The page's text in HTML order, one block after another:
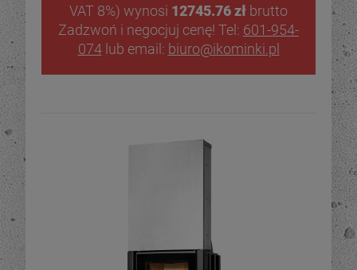
VAT 8%) wynosi 12745.76 zł brutto
Zadzwoń i negocjuj cenę! Tel: 601-954-
074lub email: biuro@ikominki.pl